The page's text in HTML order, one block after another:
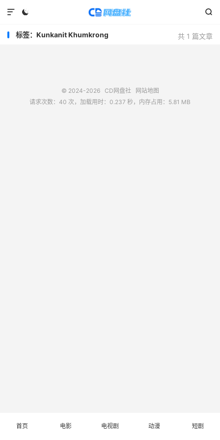
 

共 1 篇文章
标签：Kunkanit Khumkrong
© 2024-2026 CD网盘社
网站地图
请求次数：40 次，加载用时：0.237 秒，内存占用：5.81 MB
首页 电影 电视剧 动漫 短剧